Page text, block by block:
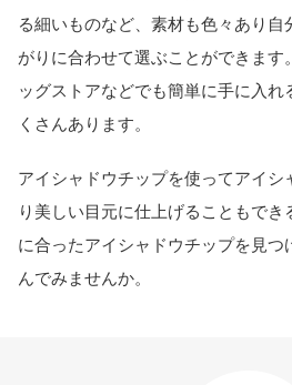
る細いものなど、素材も色々あり自
がりに合わせて選ぶことができます
ッグストアなどでも簡単に手に入れ
くさんあります。
アイシャドウチップを使ってアイシ
り美しい目元に仕上げることもで
に合ったアイシャドウチップを見つ
んでみませんか。